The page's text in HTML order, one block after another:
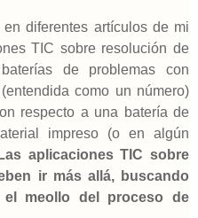
diferentes artículos de mi
TIC sobre resolución de
de problemas con
como un número)
respecto a una batería de
impreso (o en algún
Las aplicaciones TIC sobre
ir más allá, buscando
el meollo del proceso de